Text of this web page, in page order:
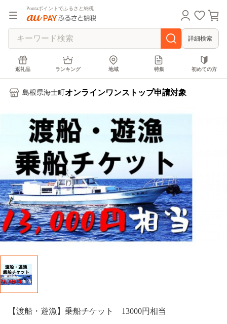
Pontaポイントでふるさと納税
詳細検索
返礼品 ランキング 地域 特集 初めての方
島根県海士町 オンラインワンストップ申請対象
【渡船・遊漁】乗船チケット 13000円相当